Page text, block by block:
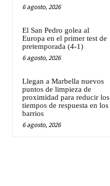
6 agosto, 2026
El San Pedro golea al
Europa en el primer test de
pretemporada (4-1)
6 agosto, 2026
Llegan a Marbella nuevos
puntos de limpieza de
proximidad para reducir los
tiempos de respuesta en los
barrios
6 agosto, 2026